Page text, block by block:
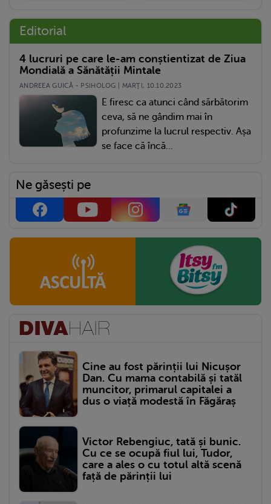
Editorial
4 lucruri pe care le-am conștientizat de Ziua
Mondială a Sănătății Mintale
ANDREEA GUICĂ - PSIHOLOG | MARŢI, 10.10.2023
E firesc ca atunci când sărbătorim
ceva, să ne gândim mai în
profunzime la lucrul respectiv. Așa
se face că încă...
Ne găsești pe
Cine au fost părinții lui Nicușor
Dan. Cu mama contabilă și tatăl
muncitor, primarul capitalei a
dus o viață modestă în Făgăraș
Victor Rebengiuc, tată și bunic.
Cu ce se ocupă fiul lui, Tudor,
care a ales o cu totul altă scenă
față de părinții lui